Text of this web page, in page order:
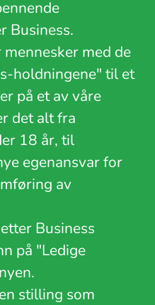
Business.
med de
holdningene" til et
på et av våre
det alt fra
18 år, til
egenansvar for
av
Business
på "Ledige
stilling som